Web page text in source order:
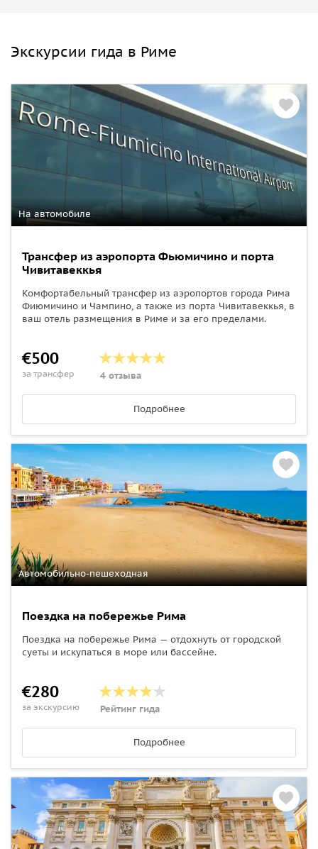
Экскурсии гида в Риме
На автомобиле
Трансфер из аэропорта Фьюмичино и порта
Чивитавеккья
Комфортабельный трансфер из аэропортов города Рима
Фиюмичино и Чампино, а также из порта Чивитавеккья, в
ваш отель размещения в Риме и за его пределами.
€500
за трансфер 4 отзыва
Подробнее
Автомобильно-пешеходная
Поездка на побережье Рима
Поездка на побережье Рима — отдохнуть от городской
суеты и искупаться в море или бассейне.
€280
за экскурсию Рейтинг гида
Подробнее